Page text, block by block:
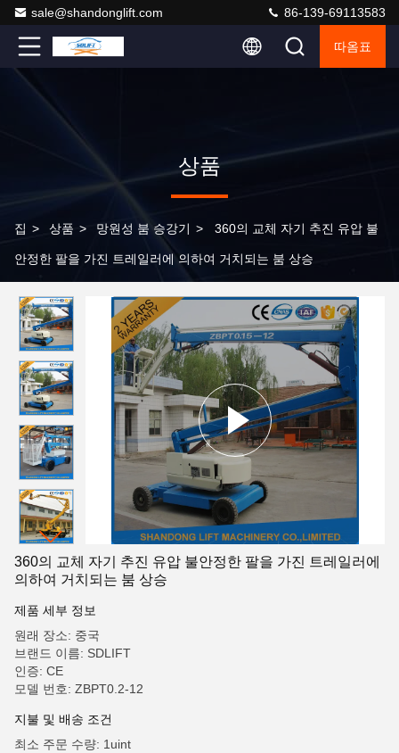
sale@shandonglift.com 86-139-69113583
따옴표
상품
집 > 상품 > 망원성 붐 승강기 > 360의 교체 자기 추진 유압 불
안정한 팔을 가진 트레일러에 의하여 거치되는 붐 상승
360의 교체 자기 추진 유압 불안정한 팔을 가진 트레일러에
의하여 거치되는 붐 상승
제품 세부 정보
원래 장소: 중국
브랜드 이름: SDLIFT
인증: CE
모델 번호: ZBPT0.2-12
지불 및 배송 조건
최소 주문 수량: 1uint